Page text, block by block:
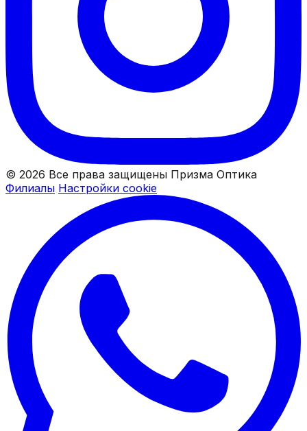
© 2026 Все права защищены Призма Оптика
Филиалы Настройки cookie